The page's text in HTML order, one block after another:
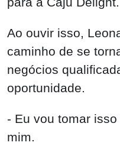
Ao ouvir isso,
caminho de se
negócios
oportunidade.
- Eu vou tomar
mim.